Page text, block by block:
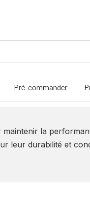
Pré-commander
maintenir la
leur durabilité et